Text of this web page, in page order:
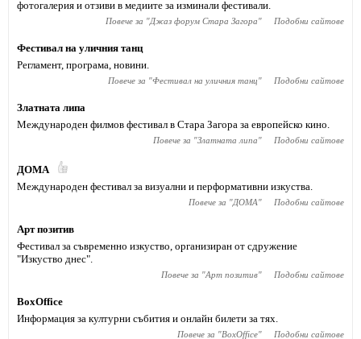
фотогалерия и отзиви в медиите за изминали фестивали.
Повече за "Джаз форум Стара Загора" Подобни сайтове
Фестивал на уличния танц
Регламент, програма, новини.
Повече за "Фестивал на уличния танц" Подобни сайтове
Златната липа
Международен филмов фестивал в Стара Загора за европейско кино.
Повече за "Златната липа" Подобни сайтове
ДОМА
Международен фестивал за визуални и перформативни изкуства.
Повече за "ДОМА" Подобни сайтове
Арт позитив
Фестивал за съвременно изкуство, организиран от сдружение
"Изкуство днес".
Повече за "Арт позитив" Подобни сайтове
BoxOffice
Информация за културни събития и онлайн билети за тях.
Повече за "BoxOffice" Подобни сайтове